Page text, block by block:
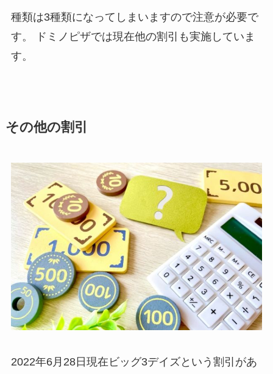
種類は3種類になってしまいますので注意が必要で
す。
ドミノピザでは現在他の割引も実施していま
す。
その他の割引
2022年6月28日現在ビッグ3デイズという割引があ